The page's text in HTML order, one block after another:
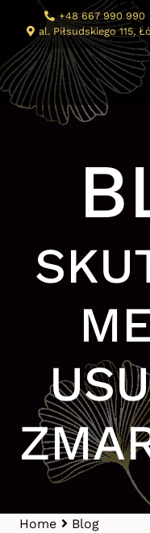
+48 667 990 990
al. Piłsudskiego 115,
Home Blog